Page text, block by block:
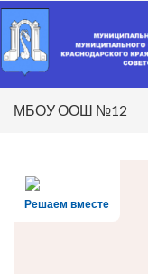
МБОУ ООШ №12
Решаем вместе